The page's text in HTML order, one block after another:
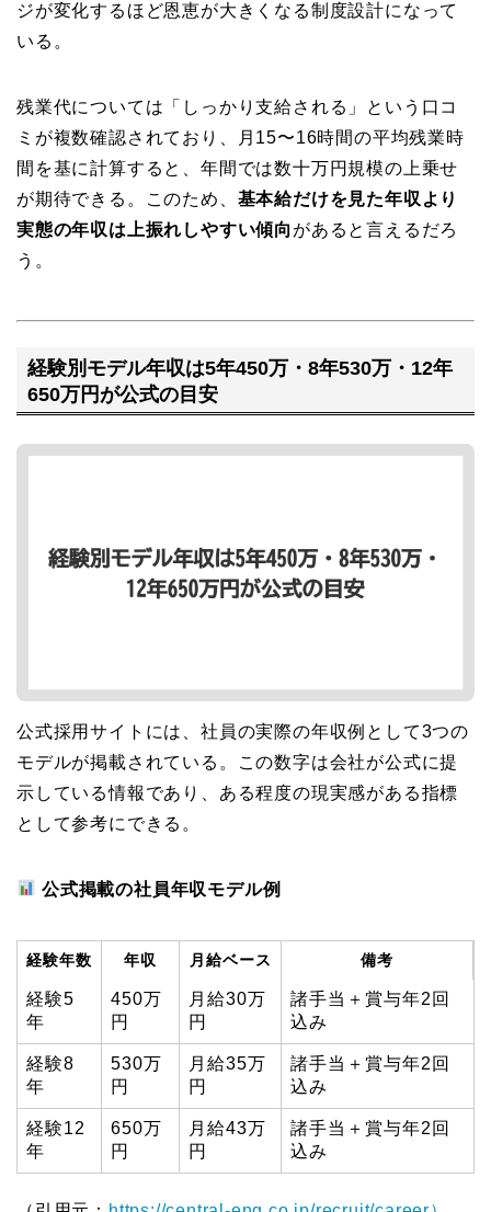
ジが変化するほど恩恵が大きくなる制度設計になって
いる。
残業代については「しっかり支給される」という口コ
ミが複数確認されており、月15〜16時間の平均残業時
間を基に計算すると、年間では数十万円規模の上乗せ
が期待できる。このため、 基本給だけを見た年収より
実態の年収は上振れしやすい傾向 があると言えるだろ
う。
経験別モデル年収は5年450万・8年530万・12年
650万円が公式の目安
公式採用サイトには、社員の実際の年収例として3つの
モデルが掲載されている。この数字は会社が公式に提
示している情報であり、ある程度の現実感がある指標
として参考にできる。
公式掲載の社員年収モデル例
経験年数 年収 月給ベース 備考
経験5
年
450万
円
月給30万
円
諸手当＋賞与年2回
込み
経験8
年
530万
円
月給35万
円
諸手当＋賞与年2回
込み
経験12
年
650万
円
月給43万
円
諸手当＋賞与年2回
込み